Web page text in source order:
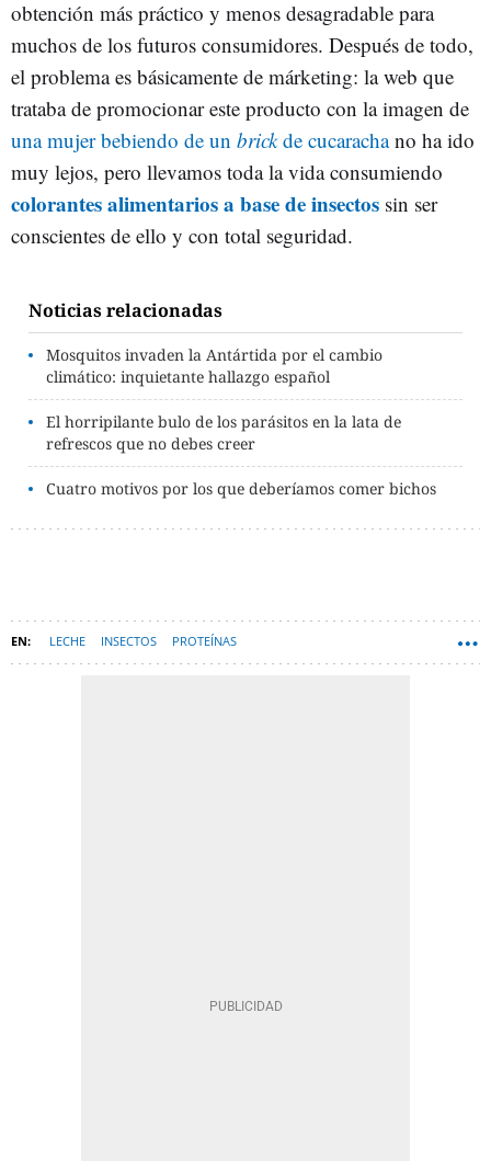
obtención más práctico y menos desagradable para
muchos de los futuros consumidores. Después de todo,
el problema es básicamente de márketing: la web que
trataba de promocionar este producto con la imagen de
una mujer bebiendo de un brickde cucarachano ha ido
muy lejos, pero llevamos toda la vida consumiendo
colorantes alimentarios a base de insectos sin ser
conscientes de ello y con total seguridad.
Noticias relacionadas
Mosquitos invaden la Antártida por el cambio
climático: inquietante hallazgo español
El horripilante bulo de los parásitos en la lata de
refrescos que no debes creer
Cuatro motivos por los que deberíamos comer bichos
LECHE INSECTOS PROTEÍNAS